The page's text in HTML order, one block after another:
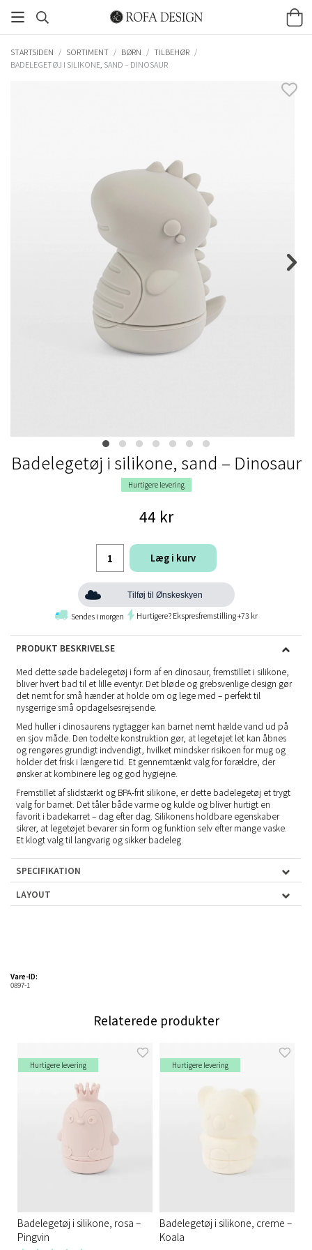
STARTSIDEN / SORTIMENT / BØRN / TILBEHØR /
BADELEGETØJ I SILIKONE, SAND – DINOSAUR
Badelegetøj i silikone, sand – Dinosaur
Hurtigere levering
44 kr
Læg i kurv
Tilføj til Ønskeskyen
Sendes i morgen Hurtigere? Ekspresfremstilling +73 kr
PRODUKT BESKRIVELSE
Med dette søde badelegetøj i form af en dinosaur, fremstillet i silikone,
bliver hvert bad til et lille eventyr. Det bløde og grebsvenlige design gør
det nemt for små hænder at holde om og lege med – perfekt til
nysgerrige små opdagelsesrejsende.
Med huller i dinosaurens rygtagger kan barnet nemt hælde vand ud på
en sjov måde. Den todelte konstruktion gør, at legetøjet let kan åbnes
og rengøres grundigt indvendigt, hvilket mindsker risikoen for mug og
holder det frisk i længere tid. Et gennemtænkt valg for forældre, der
ønsker at kombinere leg og god hygiejne.
Fremstillet af slidstærkt og BPA-frit silikone, er dette badelegetøj et trygt
valg for barnet. Det tåler både varme og kulde og bliver hurtigt en
favorit i badekarret – dag efter dag. Silikonens holdbare egenskaber
sikrer, at legetøjet bevarer sin form og funktion selv efter mange vaske.
Et klogt valg til langvarig og sikker badeleg.
SPECIFIKATION
LAYOUT
Vare-ID:
0897-1
Relaterede produkter
Hurtigere levering
Badelegetøj i silikone, rosa –
Pingvin
Hurtigere levering
Badelegetøj i silikone, creme –
Koala